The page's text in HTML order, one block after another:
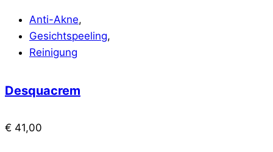
Anti-Akne,
Gesichtspeeling,
Reinigung
Desquacrem
€ 41,00